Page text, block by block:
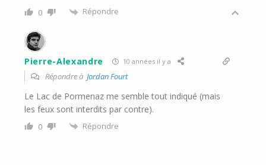
0 Répondre
Pierre-Alexandre 10 années il y a
Répondre à Jordan Fourt
Le Lac de Pormenaz me semble tout indiqué (mais
les feux sont interdits par contre).
0 Répondre